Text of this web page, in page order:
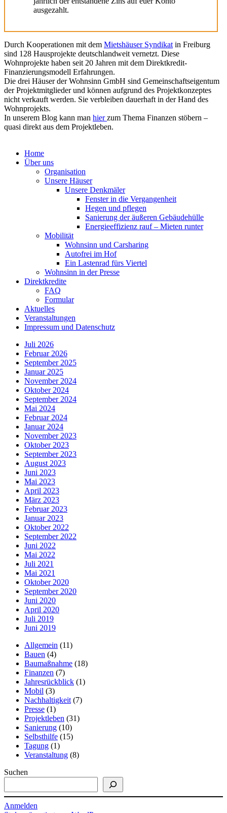
ausgezahlt.
Durch Kooperationen mit dem Mietshäuser Syndikat in Freiburg
sind 128 Hausprojekte deutschlandweit vernetzt. Diese
Wohnprojekte haben seit 20 Jahren mit dem Direktkredit-
Finanzierungsmodell Erfahrungen.
Die drei Häuser der Wohnsinn GmbH sind Gemeinschaftseigentum
der Projektmitglieder und können aufgrund des Projektkonzeptes
nicht verkauft werden. Sie verbleiben dauerhaft in der Hand des
Wohnprojekts.
In unserem Blog kann man hierzum Thema Finanzen stöbern –
quasi direkt aus dem Projektleben.
Home
Über uns
Organisation
Unsere Häuser
Unsere Denkmäler
Fenster in die Vergangenheit
Hegen und pflegen
Sanierung der äußeren Gebäudehülle
Energieeffizienz rauf – Mieten runter
Mobilität
Wohnsinn und Carsharing
Autofrei im Hof
Ein Lastenrad fürs Viertel
Wohnsinn in der Presse
Direktkredite
FAQ
Formular
Aktuelles
Veranstaltungen
Impressum und Datenschutz
Juli 2026
Februar 2026
September 2025
Januar 2025
November 2024
Oktober 2024
September 2024
Mai 2024
Februar 2024
Januar 2024
November 2023
Oktober 2023
September 2023
August 2023
Juni 2023
Mai 2023
April 2023
März 2023
Februar 2023
Januar 2023
Oktober 2022
September 2022
Juni 2022
Mai 2022
Juli 2021
Mai 2021
Oktober 2020
September 2020
Juni 2020
April 2020
Juli 2019
Juni 2019
Allgemein (11)
Bauen (4)
Baumaßnahme (18)
Finanzen (7)
Jahresrückblick (1)
Mobil (3)
Nachhaltigkeit (7)
Presse (1)
Projektleben (31)
Sanierung (10)
Selbsthilfe (15)
Tagung (1)
Veranstaltung (8)
Suchen
Anmelden